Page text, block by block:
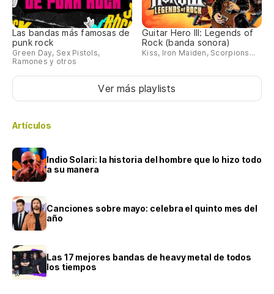
Las bandas más famosas de
punk rock
Green Day, Sex Pistols,
Ramones y otros
Guitar Hero III: Legends of
Rock (banda sonora)
Kiss, Iron Maiden, Scorpions...
Ver más playlists
Artículos
Indio Solari: la historia del hombre que lo hizo todo
a su manera
Canciones sobre mayo: celebra el quinto mes del
año
Las 17 mejores bandas de heavy metal de todos
los tiempos